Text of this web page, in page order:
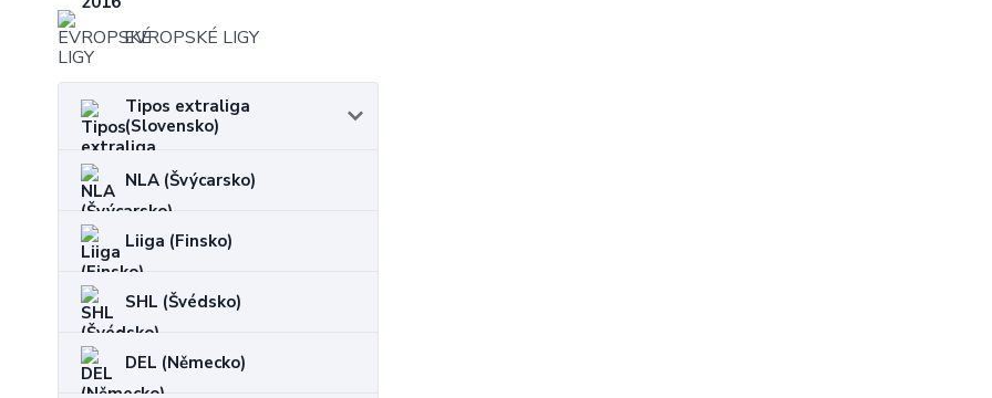
EVROPSKÉ LIGY
Tipos extraliga
(Slovensko)
NLA (Švýcarsko)
Liiga (Finsko)
SHL (Švédsko)
DEL (Německo)